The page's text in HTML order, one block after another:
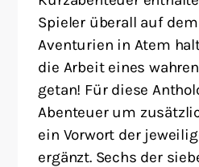
Spieler überall auf
Aventurien in Atem
die Arbeit eines
getan! Für diese
Abenteuer um
ein Vorwort der
ergänzt. Sechs der